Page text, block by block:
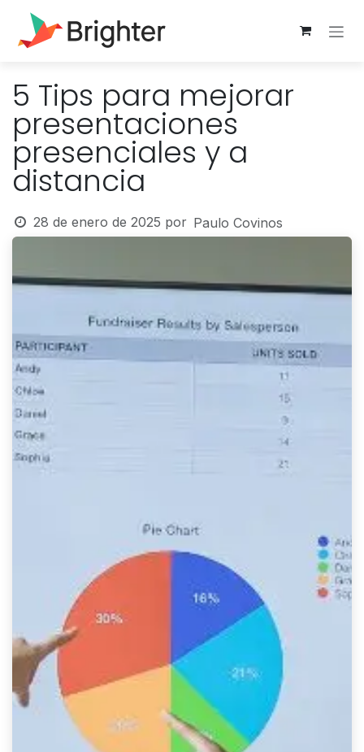
Ir al contenido
5 Tips para mejorar
presentaciones
presenciales y a
distancia
28 de enero de 2025 por Paulo Covinos